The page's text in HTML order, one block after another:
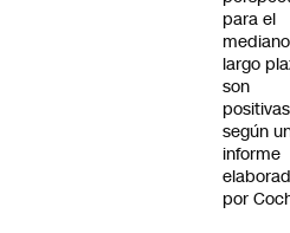
para el
largo
son
según
informe
por